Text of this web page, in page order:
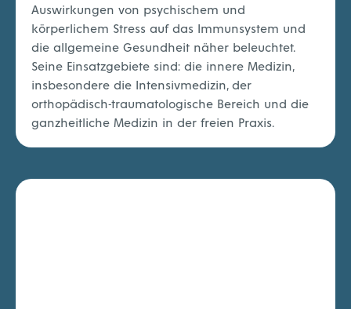
Auswirkungen von psychischem und
körperlichem Stress auf das Immunsystem und
die allgemeine Gesundheit näher beleuchtet.
Seine Einsatzgebiete sind: die innere Medizin,
insbesondere die Intensivmedizin, der
orthopädisch-traumatologische Bereich und die
ganzheitliche Medizin in der freien Praxis.